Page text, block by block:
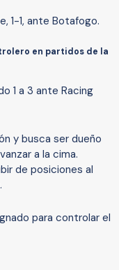
1-1, ante Botafogo.
en partidos de la
1 a 3 ante Racing
y busca ser dueño
a la cima.
de posiciones al
para controlar el